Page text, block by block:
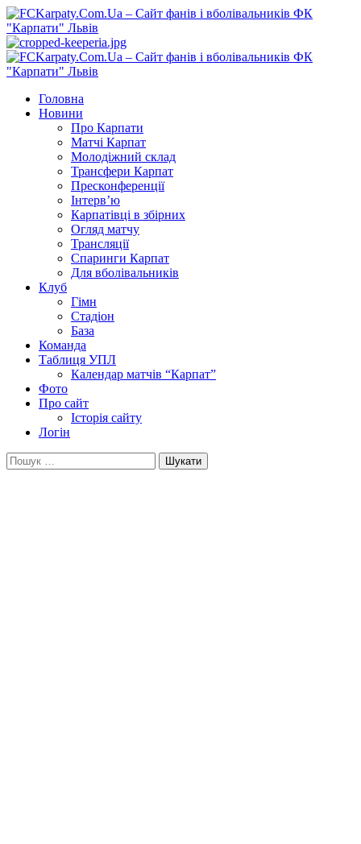
Перейти
до
вмісту
Primary
Menu
Головна
Новини
Про Карпати
Матчі Карпат
Молодіжний склад
Трансфери Карпат
Пресконференції
Інтерв’ю
Карпатівці в збірних
Огляд матчу
Трансляції
Спаринги Карпат
Для вболівальників
Клуб
Гімн
Стадіон
База
Команда
Таблиця УПЛ
Календар матчів “Карпат”
Фото
Про сайт
Історія сайту
Логін
Пошук: